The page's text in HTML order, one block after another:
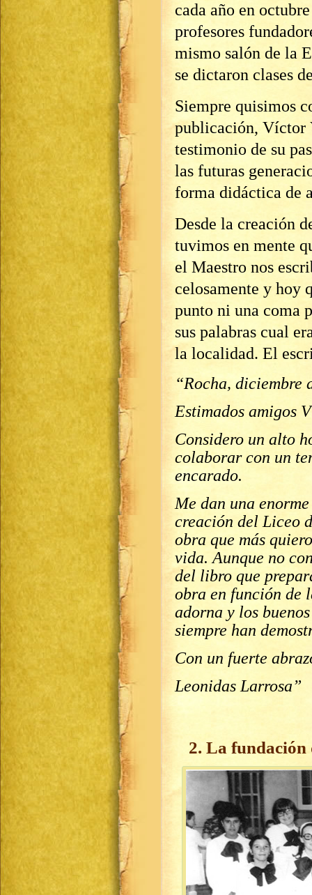
cada año en
profesores
mismo salón de la
se dictaron clases
Siempre quisimos
publicación, Víctor
testimonio de su
las futuras
forma didáctica de
Desde la creación
tuvimos en mente
el Maestro nos
celosamente y hoy
punto ni una coma
sus palabras cual
la localidad. El
“Rocha, diciembre
Estimados amigos
Considero un alto
colaborar con un
encarado.
Me dan una
creación del Liceo
obra que más
vida. Aunque no
del libro que
obra en función de
adorna y los
siempre han
Con un fuerte
Leonidas Larrosa”
2. La fundación